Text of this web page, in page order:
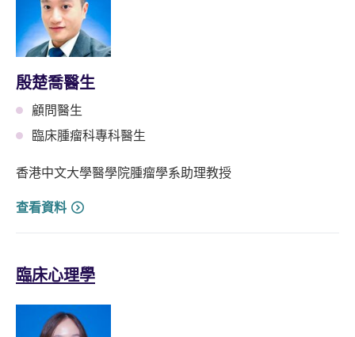
殷楚喬醫生
顧問醫生
臨床腫瘤科專科醫生
香港中文大學醫學院腫瘤學系助理教授
查看資料
臨床心理學